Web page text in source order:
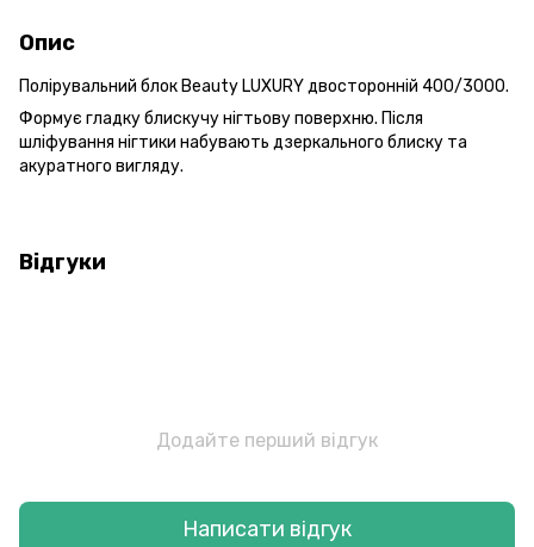
Опис
Полірувальний блок Beauty LUXURY двосторонній 400/3000.
Формує гладку блискучу нігтьову поверхню. Після
шліфування нігтики набувають дзеркального блиску та
акуратного вигляду.
Відгуки
Додайте перший відгук
Написати відгук